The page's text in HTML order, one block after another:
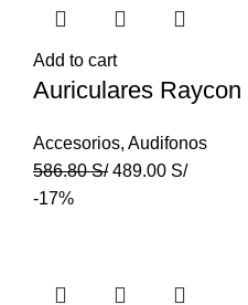
Add to cart
Auriculares
Accesorios, Audifonos
586.80S/ 489.00 S/
-17%